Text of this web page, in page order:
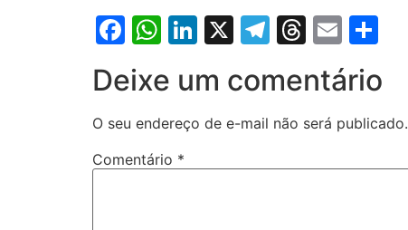
Facebook
WhatsApp
LinkedIn
X Telegram
Threads
Email
Deixe um comentário
O seu endereço de e-mail não será publicado.
Comentário *